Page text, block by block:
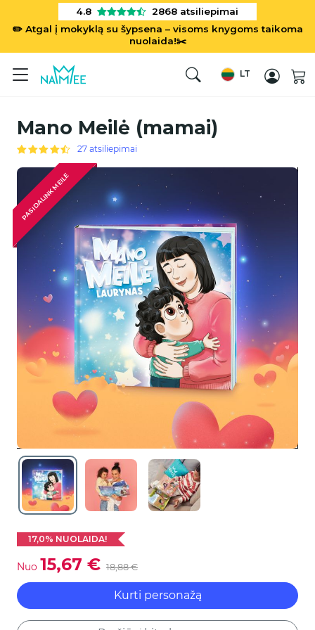
✏️ Atgal į mokyklą su šypsena – visoms knygoms taikoma
nuolaida!✂️
4.8 2868 atsiliepimai
LT
Mano Meilė (mamai)
27 atsiliepimai
PASIDALINK MEILE
17,0% NUOLAIDA!
Nuo 15,67 € 18,88 €
Kurti personažą